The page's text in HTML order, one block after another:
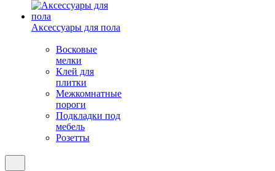
Аксессуары для пола
Восковые
мелки
Клей для
плитки
Межкомнатные
пороги
Подкладки под
мебель
Розетты